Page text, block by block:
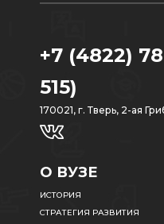
+7 (4822)
515)
170021, г. Тверь, 2-ая
О ВУЗЕ
ИСТОРИЯ
СТРАТЕГИЯ РАЗВИТИЯ